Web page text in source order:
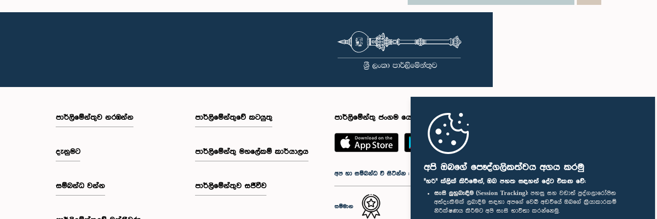
අපි ඔබගේ පෞද්ගලිකත්වය අගය කරමු
"හරි" ක්ලික් කිරීමෙන්, ඔබ පහත සඳහන් දේට එකඟ වේ:
සැසි ලුහුබැඳීම (Session Tracking): පහසු සහ වඩාත් පුද්ගලාරෝපිත
අත්දැකීමක් ලබාදීම සඳහා අපගේ වෙබ් අඩවියේ ඔබගේ ක්‍රියාකාරකම්
නිරීක්ෂණය කිරීමට අපි සැසි භාවිතා කරන්නෙමු.
පාර්ලි‌මේන්තුව නරඹන්න
දැනුමට
සම්බන්ධ වන්න
පාර්ලිමේන්තුවේ කටයුතු
පාර්ලිමේන්තු මහලේකම් කාර්යාලය
පාර්ලිමේන්තුව සජීවීව
පාර්ලිමේන්තු ජංගම යෙදුම
අප හා සම්බන්ධ වී සිටින්න :
සම්මාන